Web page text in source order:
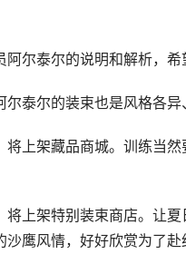
泰尔的说明和解析，希
尔的装束也是风格各异
架藏品商城。训练当然
架特别装束商店。让夏
沙鹰风情，好好欣赏为了